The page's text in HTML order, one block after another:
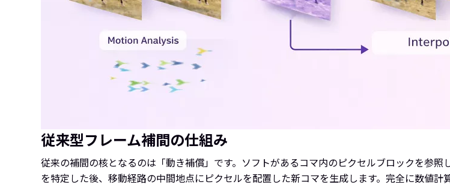
従来型フレーム補間の仕組み
従来の補間の核となるのは「動き補償」です。ソフトがあるコマ内のピクセルブロックを参
を特定した後、移動経路の中間地点にピクセルを配置した新コマを生成します。完全に数値計